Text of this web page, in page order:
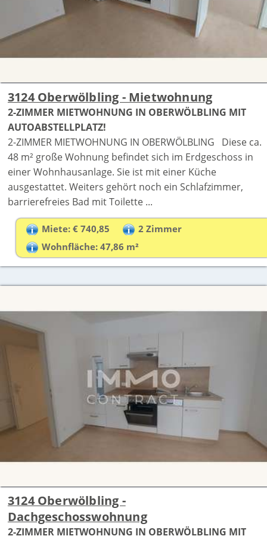
3124 Oberwölbling - Mietwohnung
2-ZIMMER MIETWOHNUNG IN OBERWÖLBLING MIT
AUTOABSTELLPLATZ!
2-ZIMMER MIETWOHNUNG IN OBERWÖLBLING Diese ca.
48 m² große Wohnung befindet sich im Erdgeschoss in
einer Wohnhausanlage. Sie ist mit einer Küche
ausgestattet. Weiters gehört noch ein Schlafzimmer,
barrierefreies Bad mit Toilette ...
Miete: € 740,85
2 Zimmer
Wohnfläche: 47,86 m²
3124 Oberwölbling -
Dachgeschosswohnung
2-ZIMMER MIETWOHNUNG IN OBERWÖLBLING MIT